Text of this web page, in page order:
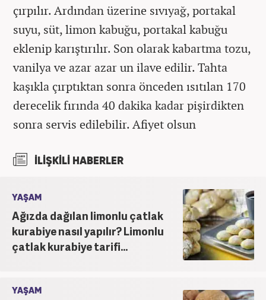
çırpılır. Ardından üzerine sıvıyağ, portakal
suyu, süt, limon kabuğu, portakal kabuğu
eklenip karıştırılır. Son olarak kabartma tozu,
vanilya ve azar azar un ilave edilir. Tahta
kaşıkla çırptıktan sonra önceden ısıtılan 170
derecelik fırında 40 dakika kadar pişirdikten
sonra servis edilebilir. Afiyet olsun
İLİŞKİLİ HABERLER
YAŞAM
Ağızda dağılan limonlu çatlak
kurabiye nasıl yapılır? Limonlu
çatlak kurabiye tarifi...
YAŞAM